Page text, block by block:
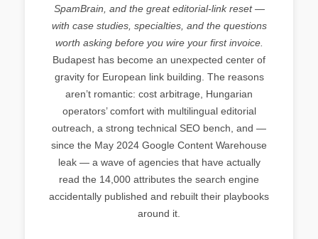
SpamBrain, and the great editorial-link reset —
with case studies, specialties, and the questions
worth asking before you wire your first invoice.
Budapest has become an unexpected center of
gravity for European link building. The reasons
aren’t romantic: cost arbitrage, Hungarian
operators’ comfort with multilingual editorial
outreach, a strong technical SEO bench, and —
since the May 2024 Google Content Warehouse
leak — a wave of agencies that have actually
read the 14,000 attributes the search engine
accidentally published and rebuilt their playbooks
around it.